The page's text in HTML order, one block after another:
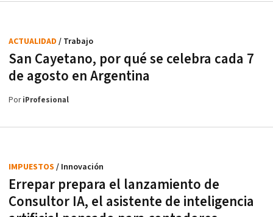
San Cayetano, por qué se celebra cada 7
de agosto en Argentina
ACTUALIDAD / Trabajo
PoriProfesional
Errepar prepara el lanzamiento de
Consultor IA, el asistente de inteligencia
IMPUESTOS / Innovación